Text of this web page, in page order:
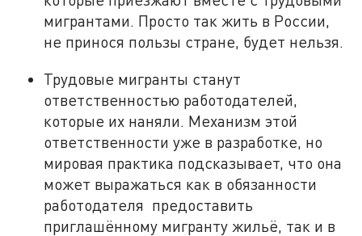
мигрантами. Просто так жить в России,
не принося пользы стране, будет нельзя.
Трудовые мигранты станут
ответственностью работодателей,
которые их наняли. Механизм этой
ответственности уже в разработке, но
мировая практика подсказывает, что она
может выражаться как в обязанности
работодателя предоставить
приглашённому мигранту жильё, так и в